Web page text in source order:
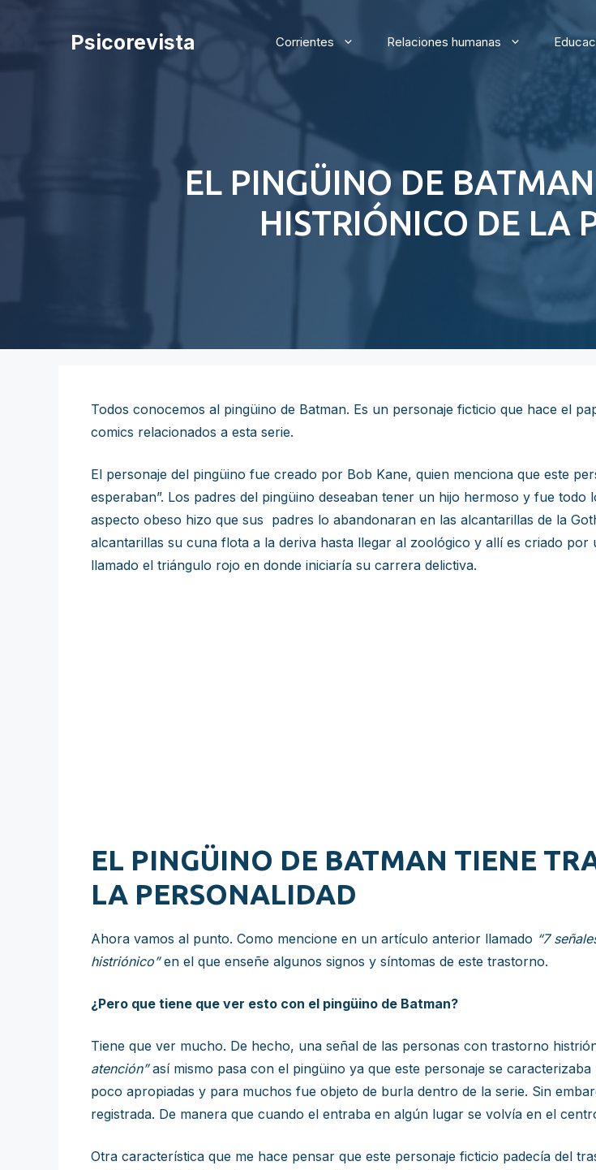
Psicorevista Corrientes Relaciones humanas
EL PINGÜINO DE
HISTRIÓNICO DE LA
Todos conocemos al pingüino de Batman. Es un personaje ficticio que hace el
comics relacionados a esta serie.
El personaje del pingüino fue creado por Bob Kane, quien menciona que este
esperaban”. Los padres del pingüino deseaban tener un hijo hermoso y fue
aspecto obeso hizo que sus padres lo abandonaran en las alcantarillas de la
alcantarillas su cuna flota a la deriva hasta llegar al zoológico y allí es criado
llamado el triángulo rojo en donde iniciaría su carrera delictiva.
EL PINGÜINO DE BATMAN TIENE
LA PERSONALIDAD
Ahora vamos al punto. Como mencione en un artículo anterior llamado “7
histriónico”en el que enseñe algunos signos y síntomas de este trastorno.
¿Pero que tiene que ver esto con el pingüino de Batman?
Tiene que ver mucho. De hecho, una señal de las personas con trastorno
atención”así mismo pasa con el pingüino ya que este personaje se
poco apropiadas y para muchos fue objeto de burla dentro de la serie. Sin
registrada. De manera que cuando el entraba en algún lugar se volvía en el
Otra característica que me hace pensar que este personaje ficticio padecía del